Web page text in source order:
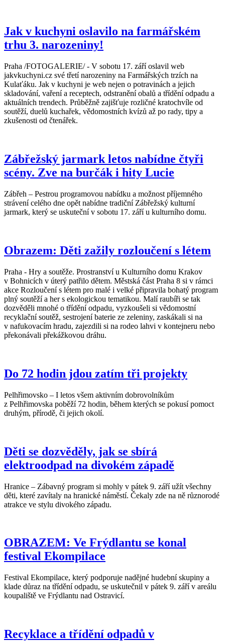
Jak v kuchyni oslavilo na farmářském
trhu 3. narozeniny!
Praha /FOTOGALERIE/ - V sobotu 17. září oslavil web
jakvkuchyni.cz své třetí narozeniny na Farmářských trzích na
Kulaťáku. Jak v kuchyni je web nejen o potravinách a jejich
skladování, vaření a receptech, odstranění obalů a třídění odpadu a
aktuálních trendech. Průběžně zajišťuje rozličné kratochvíle od
soutěží, duelů kuchařek, vědomostních kvízů až po rady, tipy a
zkušenosti od čtenářek.
Zábřežský jarmark letos nabídne čtyři
scény. Zve na burčák i hity Lucie
Zábřeh – Pestrou programovou nabídku a možnost příjemného
strávení celého dne opět nabídne tradiční Zábřežský kulturní
jarmark, který se uskuteční v sobotu 17. září u kulturního domu.
Obrazem: Děti zažily rozloučení s létem
Praha - Hry a soutěže. Prostranství u Kulturního domu Krakov
v Bohnicích v úterý patřilo dětem. Městská část Praha 8 si v rámci
akce Rozloučení s létem pro malé i velké připravila bohatý program
plný soutěží a her s ekologickou tematikou. Malí raubíři se tak
dozvěděli mnohé o třídění odpadu, vyzkoušeli si vědomostní
recyklační soutěž, sestrojení baterie ze zeleniny, zaskákali si na
v nafukovacím hradu, zajezdili si na rodeo lahvi v kontejneru nebo
překonávali překážkovou dráhu.
Do 72 hodin jdou zatím tři projekty
Pelhřimovsko – I letos všem aktivním dobrovolníkům
z Pelhřimovska poběží 72 hodin, během kterých se pokusí pomoct
druhým, přírodě, či jejich okolí.
Děti se dozvěděly, jak se sbírá
elektroodpad na divokém západě
Hranice – Zábavný program si mohly v pátek 9. září užít všechny
děti, které zavítaly na hranické náměstí. Čekaly zde na ně různorodé
atrakce ve stylu divokého západu.
OBRAZEM: Ve Frýdlantu se konal
festival Ekompilace
Festival Ekompilace, který podporuje nadějné hudební skupiny a
klade důraz na třídění odpadu, se uskutečnil v pátek 9. září v areálu
koupaliště ve Frýdlantu nad Ostravicí.
Recyklace a třídění odpadů v